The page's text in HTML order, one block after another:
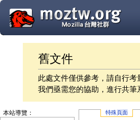
舊文件
此處文件僅供參考，請自行
我們亟需您的協助，進行共
特殊頁面
本站導覽：